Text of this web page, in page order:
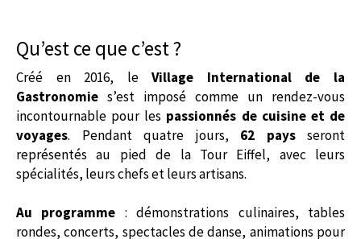
Qu’est ce que c’est ?
Créé en 2016, leVillage International de la
Gastronomie s’est imposé comme un rendez-vous
incontournable pour les passionnés de cuisine et de
voyages. Pendant quatre jours, 62 paysseront
représentés au pied de la Tour Eiffel, avec leurs
spécialités, leurs chefs et leurs artisans.
Au programme : démonstrations culinaires, tables
rondes, concerts, spectacles de danse, animations pour